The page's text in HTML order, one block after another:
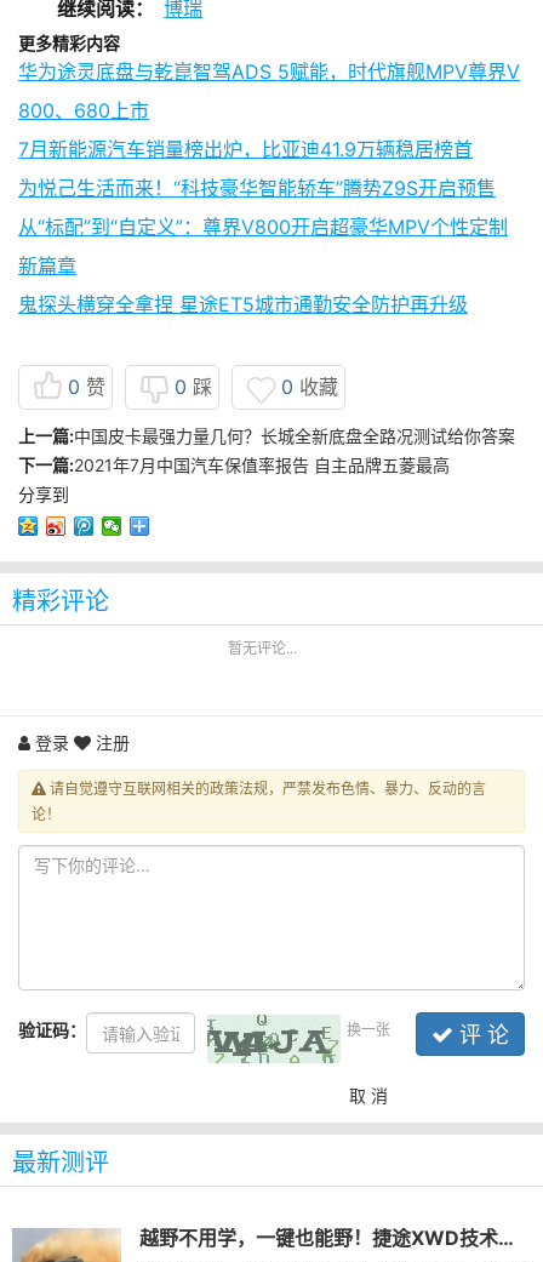
继续阅读： 博瑞
更多精彩内容
华为途灵底盘与乾崑智驾ADS 5赋能，时代旗舰MPV尊界V
800、680上市
7月新能源汽车销量榜出炉，比亚迪41.9万辆稳居榜首
为悦己生活而来！“科技豪华智能轿车”腾势Z9S开启预售
从“标配”到“自定义”：尊界V800开启超豪华MPV个性定制
新篇章
鬼探头横穿全拿捏 星途ET5城市通勤安全防护再升级
0 赞 0 踩 0 收藏
上一篇:中国皮卡最强力量几何？长城全新底盘全路况测试给你答案
下一篇:2021年7月中国汽车保值率报告 自主品牌五菱最高
分享到
精彩评论
暂无评论...
登录 注册
请自觉遵守互联网相关的政策法规，严禁发布色情、暴力、反动的言
论！
验证码： 换一张 评 论
取 消
最新测评
越野不用学，一键也能野！捷途XWD技术体验日，硬核实力即将揭晓